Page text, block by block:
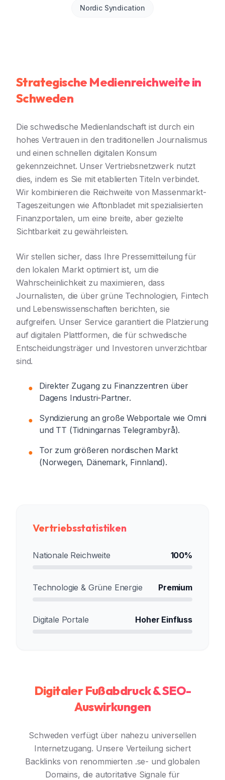
Nordic Syndication
Strategische Medienreichweite in
Schweden
Die schwedische Medienlandschaft ist durch ein
hohes Vertrauen in den traditionellen Journalismus
und einen schnellen digitalen Konsum
gekennzeichnet. Unser Vertriebsnetzwerk nutzt
dies, indem es Sie mit etablierten Titeln verbindet.
Wir kombinieren die Reichweite von Massenmarkt-
Tageszeitungen wie Aftonbladet mit spezialisierten
Finanzportalen, um eine breite, aber gezielte
Sichtbarkeit zu gewährleisten.
Wir stellen sicher, dass Ihre Pressemitteilung für
den lokalen Markt optimiert ist, um die
Wahrscheinlichkeit zu maximieren, dass
Journalisten, die über grüne Technologien, Fintech
und Lebenswissenschaften berichten, sie
aufgreifen. Unser Service garantiert die Platzierung
auf digitalen Plattformen, die für schwedische
Entscheidungsträger und Investoren unverzichtbar
sind.
●
Direkter Zugang zu Finanzzentren über
Dagens Industri-Partner.
●
Syndizierung an große Webportale wie Omni
und TT (Tidningarnas Telegrambyrå).
●
Tor zum größeren nordischen Markt
(Norwegen, Dänemark, Finnland).
Vertriebsstatistiken
Nationale Reichweite 100%
Technologie & Grüne Energie Premium
Digitale Portale Hoher Einfluss
Digitaler Fußabdruck & SEO-
Auswirkungen
Schweden verfügt über nahezu universellen
Internetzugang. Unsere Verteilung sichert
Backlinks von renommierten .se- und globalen
Domains, die autoritative Signale für